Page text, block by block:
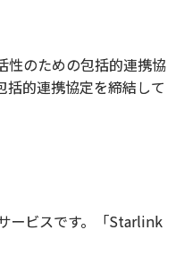
性のための包括的連携協
的連携協定を締結して
ービスです。「Starlink